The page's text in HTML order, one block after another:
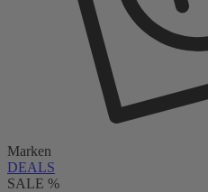
Marken
DEALS
SALE %